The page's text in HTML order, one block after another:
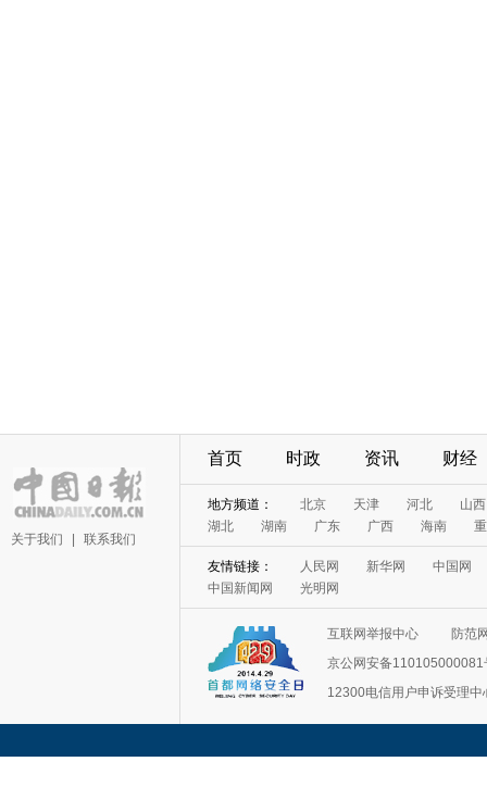
关于我们 联系我们
首页 时政 资讯 财经
地方频道： 北京 天津 河北
山西
湖北
湖南 广东 广西 海南
友情链接： 人民网 新华网
中国网
中国新闻网
光明网
互联网举报中心
防范
京公网安备110105000081
12300电信用户申诉受理中